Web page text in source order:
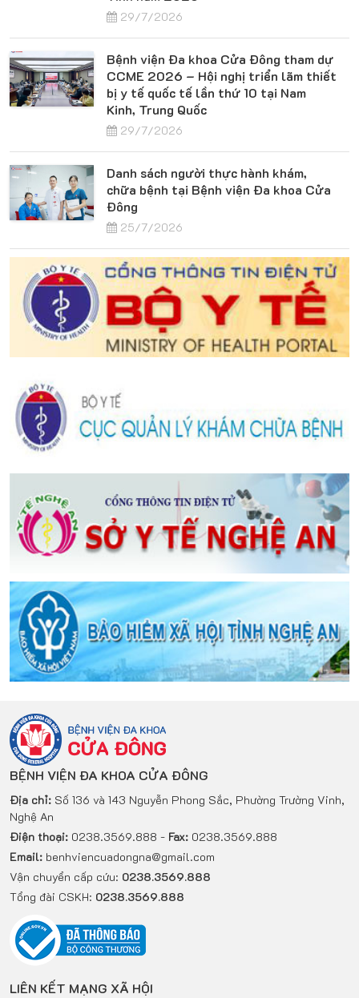
29/7/2026
Bệnh viện Đa khoa Cửa Đông tham dự
CCME 2026 – Hội nghị triển lãm thiết
bị y tế quốc tế lần thứ 10 tại Nam
Kinh, Trung Quốc
29/7/2026
Danh sách người thực hành khám,
chữa bệnh tại Bệnh viện Đa khoa Cửa
Đông
25/7/2026
BỆNH VIỆN ĐA KHOA CỬA ĐÔNG
Địa chỉ: Số 136 và 143 Nguyễn Phong Sắc, Phường Trường Vinh,
Nghệ An
Điện thoại: 0238.3569.888 - Fax: 0238.3569.888
Email: benhviencuadongna@gmail.com
Vận chuyển cấp cứu: 0238.3569.888
Tổng đài CSKH: 0238.3569.888
LIÊN KẾT MẠNG XÃ HỘI